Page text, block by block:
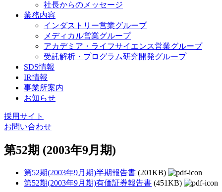
社長からのメッセージ
業務内容
インダストリー営業グループ
メディカル営業グループ
アカデミア・ライフサイエンス営業グループ
受託解析・プログラム研究開発グループ
SDS情報
IR情報
事業所案内
お知らせ
採用サイト
お問い合わせ
第52期 (2003年9月期)
第52期(2003年9月期)半期報告書 (201KB)
第52期(2003年9月期)有価証券報告書 (451KB)